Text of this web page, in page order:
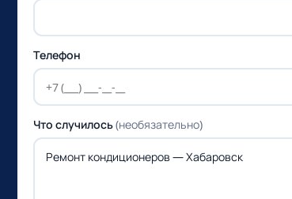
Телефон
Что случилось(необязательно)